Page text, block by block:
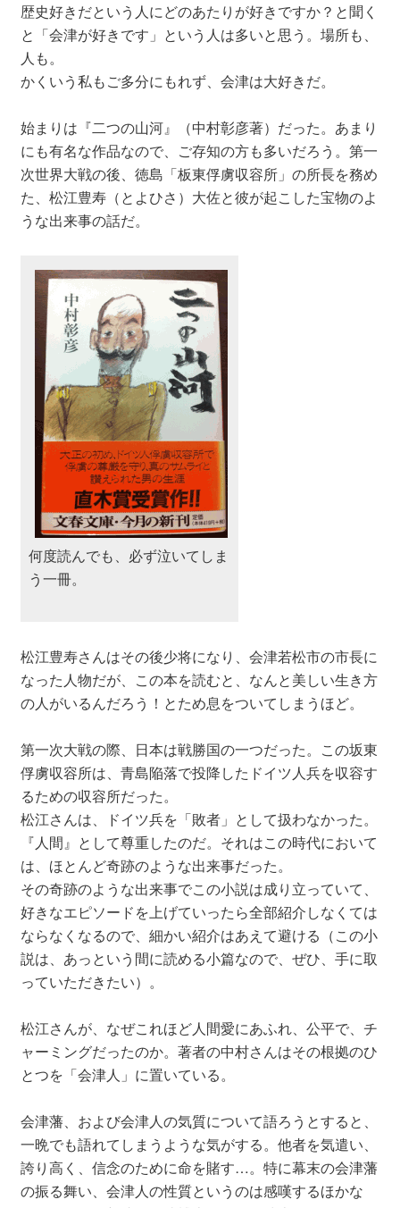
歴史好きだという人にどのあたりが好きですか？と聞く
と「会津が好きです」という人は多いと思う。場所も、
人も。
かくいう私もご多分にもれず、会津は大好きだ。
始まりは『二つの山河』（中村彰彦著）だった。あまり
にも有名な作品なので、ご存知の方も多いだろう。第一
次世界大戦の後、徳島「板東俘虜収容所」の所長を務め
た、松江豊寿（とよひさ）大佐と彼が起こした宝物のよ
うな出来事の話だ。
何度読んでも、必ず泣いてしま
う一冊。
松江豊寿さんはその後少将になり、会津若松市の市長に
なった人物だが、この本を読むと、なんと美しい生き方
の人がいるんだろう！とため息をついてしまうほど。
第一次大戦の際、日本は戦勝国の一つだった。この坂東
俘虜収容所は、青島陥落で投降したドイツ人兵を収容す
るための収容所だった。
松江さんは、ドイツ兵を「敗者」として扱わなかった。
『人間』として尊重したのだ。それはこの時代において
は、ほとんど奇跡のような出来事だった。
その奇跡のような出来事でこの小説は成り立っていて、
好きなエピソードを上げていったら全部紹介しなくては
ならなくなるので、細かい紹介はあえて避ける（この小
説は、あっという間に読める小篇なので、ぜひ、手に取
っていただきたい）。
松江さんが、なぜこれほど人間愛にあふれ、公平で、チ
ャーミングだったのか。著者の中村さんはその根拠のひ
とつを「会津人」に置いている。
会津藩、および会津人の気質について語ろうとすると、
一晩でも語れてしまうような気がする。他者を気遣い、
誇り高く、信念のために命を賭す…。特に幕末の会津藩
の振る舞い、会津人の性質というのは感嘆するほかな